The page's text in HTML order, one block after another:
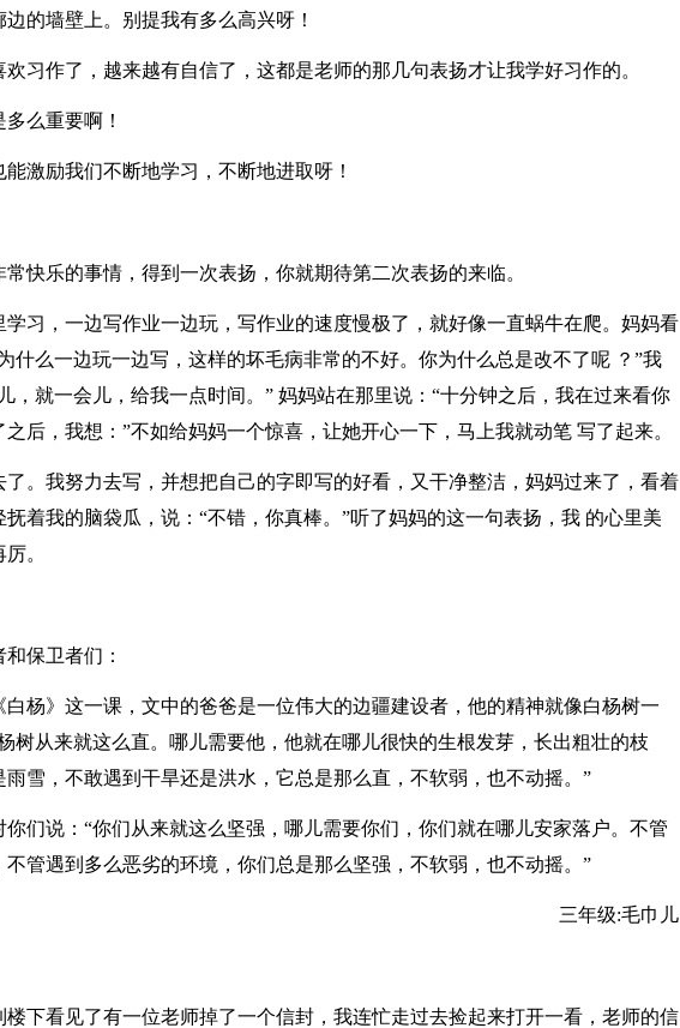
的墙壁上。别提我有多么高兴呀！
习作了，越来越有自信了，这都是老师的那几句表扬才让我学好习作的。
么重要啊！
激励我们不断地学习，不断地进取呀！
快乐的事情，得到一次表扬，你就期待第二次表扬的来临。
学习，一边写作业一边玩，写作业的速度慢极了，就好像一直蜗牛在爬。妈妈看
什么一边玩一边写，这样的坏毛病非常的不好。你为什么总是改不了呢 ？”我
，就一会儿，给我一点时间。” 妈妈站在那里说：“十分钟之后，我在过来看你
后，我想：”不如给妈妈一个惊喜，让她开心一下，马上我就动笔 写了起来。
了。我努力去写，并想把自己的字即写的好看，又干净整洁，妈妈过来了，看着
着我的脑袋瓜，说：“不错，你真棒。”听了妈妈的这一句表扬，我 的心里美
。
保卫者们：
白杨》这一课，文中的爸爸是一位伟大的边疆建设者，他的精神就像白杨树一
树从来就这么直。哪儿需要他，他就在哪儿很快的生根发芽，长出粗壮的枝
雪，不敢遇到干旱还是洪水，它总是那么直，不软弱，也不动摇。”
你们说：“你们从来就这么坚强，哪儿需要你们，你们就在哪儿安家落户。不管
管遇到多么恶劣的环境，你们总是那么坚强，不软弱，也不动摇。”
三年级:毛巾儿
楼下看见了有一位老师掉了一个信封，我连忙走过去捡起来打开一看，老师的信